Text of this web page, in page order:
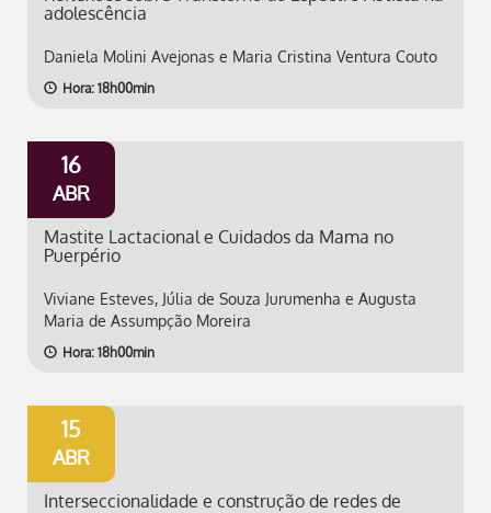
adolescência
Daniela Molini Avejonas e Maria Cristina Ventura Couto
Hora: 18h00min
16
ABR
Mastite Lactacional e Cuidados da Mama no
Puerpério
Viviane Esteves, Júlia de Souza Jurumenha e Augusta
Maria de Assumpção Moreira
Hora: 18h00min
15
ABR
Interseccionalidade e construção de redes de